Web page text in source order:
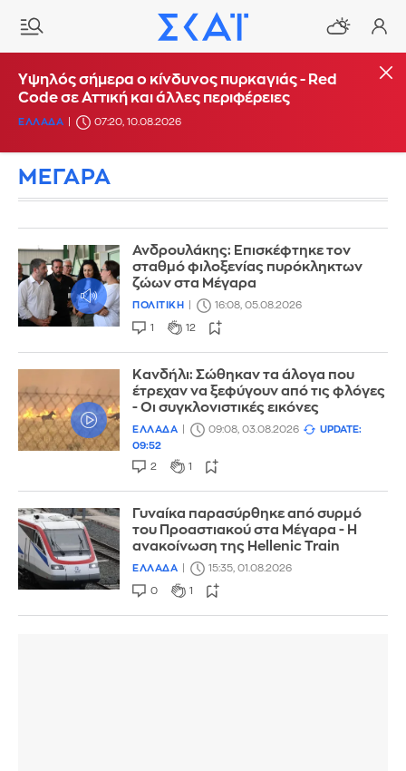
Υψηλός σήμερα ο κίνδυνος πυρκαγιάς - Red
Code σε Αττική και άλλες περιφέρειες
ΕΛΛΑΔΑ 07:20, 10.08.2026
ΜΕΓΑΡΑ
Ανδρουλάκης: Επισκέφτηκε τον
σταθμό φιλοξενίας πυρόκληκτων
ζώων στα Μέγαρα
ΠΟΛΙΤΙΚΗ 16:08, 05.08.2026
1 12
Κανδήλι: Σώθηκαν τα άλογα που
έτρεχαν να ξεφύγουν από τις φλόγες
- Οι συγκλονιστικές εικόνες
ΕΛΛΑΔΑ 09:08, 03.08.2026
UPDATE:
09:52
2 1
Γυναίκα παρασύρθηκε από συρμό
του Προαστιακού στα Μέγαρα - H
ανακοίνωση της Hellenic Train
ΕΛΛΑΔΑ 15:35, 01.08.2026
0 1